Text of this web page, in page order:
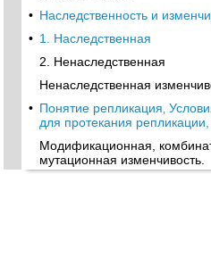
• Наследственность и
• 1. Наследственная
2. Ненаследственная
Ненаследственная
• Понятие репликация‚
для протекания репликации,
Модификационная,
мутационная изменчивость.